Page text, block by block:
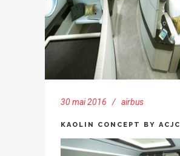
30 mai 2016 airbus
KAOLIN CONCEPT BY ACJC